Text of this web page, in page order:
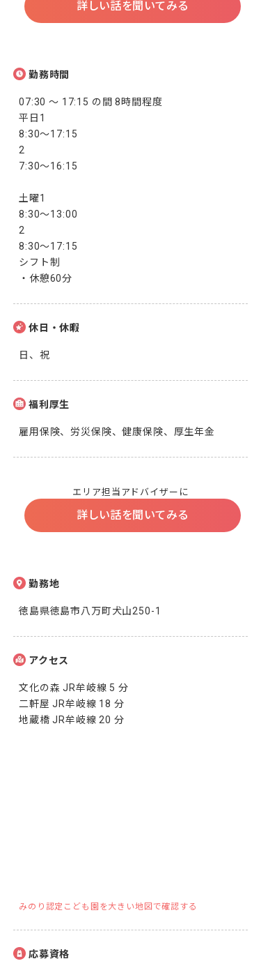
詳しい話を聞いてみる
勤務時間
07:30 ～ 17:15 の間 8時間程度
平日1
8:30～17:15
2
7:30～16:15
土曜1
8:30～13:00
2
8:30～17:15
シフト制
・休憩60分
休日・休暇
日、祝
福利厚生
雇用保険、労災保険、健康保険、厚生年金
エリア担当アドバイザーに
詳しい話を聞いてみる
勤務地
徳島県徳島市八万町犬山250-1
アクセス
文化の森 JR牟岐線 5 分
二軒屋 JR牟岐線 18 分
地蔵橋 JR牟岐線 20 分
みのり認定こども園を大きい地図で確認する
応募資格